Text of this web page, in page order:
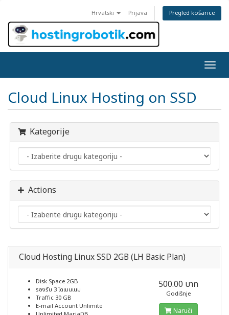
Hrvatski Prijava Pregled košarice
Cloud Linux Hosting on SSD
Kategorije
Actions
Cloud Hosting Linux SSD 2GB (LH Basic Plan)
Disk Space 2GB
รองรับ 3 โดเมนเนม
Traffic 30 GB
E-mail Account Unlimite
500.00 บาท
Godišnje
Naruči